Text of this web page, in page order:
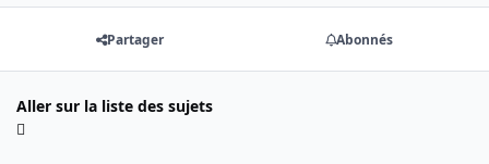
Partager Abonnés
Aller sur la liste des sujets